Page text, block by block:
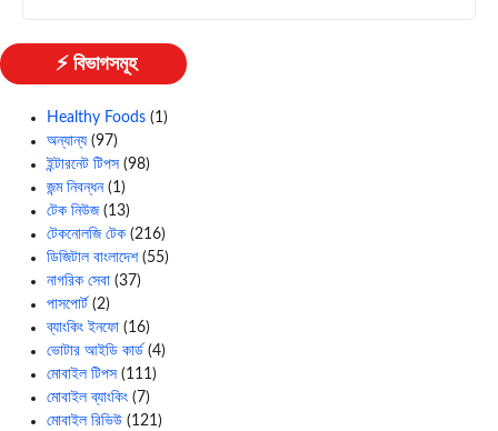
⚡ বিভাগসমূহ
Healthy Foods (1)
অন্যান্য (97)
ইন্টারনেট টিপস (98)
জন্ম নিবন্ধন(1)
টেক নিউজ(13)
টেকনোলজি টেক (216)
ডিজিটাল বাংলাদেশ(55)
নাগরিক সেবা (37)
পাসপোর্ট (2)
ব্যাংকিং ইনফো (16)
ভোটার আইডি কার্ড (4)
মোবাইল টিপস (111)
মোবাইল ব্যাংকিং (7)
মোবাইল রিভিউ (121)